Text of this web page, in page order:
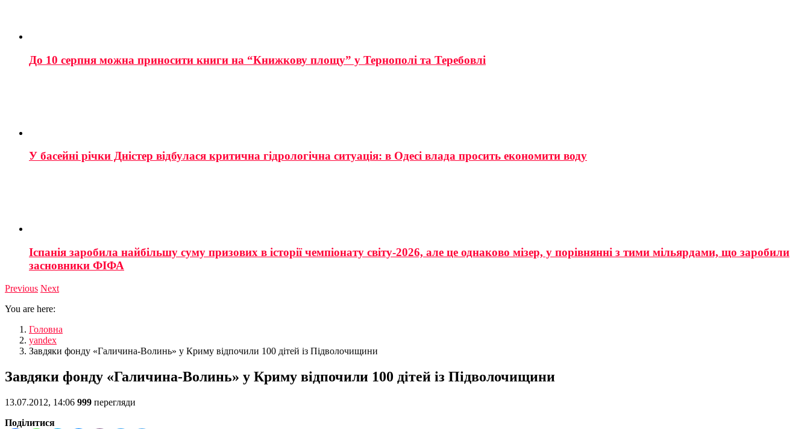
До 10 серпня можна приносити книги на “Книжкову площу” у Тернополі та Теребовлі
У басейні річки Дністер відбулася критична гідрологічна ситуація: в Одесі влада просить економити воду
Іспанія заробила найбільшу суму призових в історії чемпіонату світу-2026, але це однаково мізер, у порівнянні з тими мільярдами, що заробили
засновники ФІФА
Previous Next
You are here:
Головна
yandex
Завдяки фонду «Галичина-Волинь» у Криму відпочили 100 дітей із Підволочищини
Завдяки фонду «Галичина-Волинь» у Криму відпочили 100 дітей із Підволочищини
13.07.2012, 14:06 999 перегляди
Поділитися